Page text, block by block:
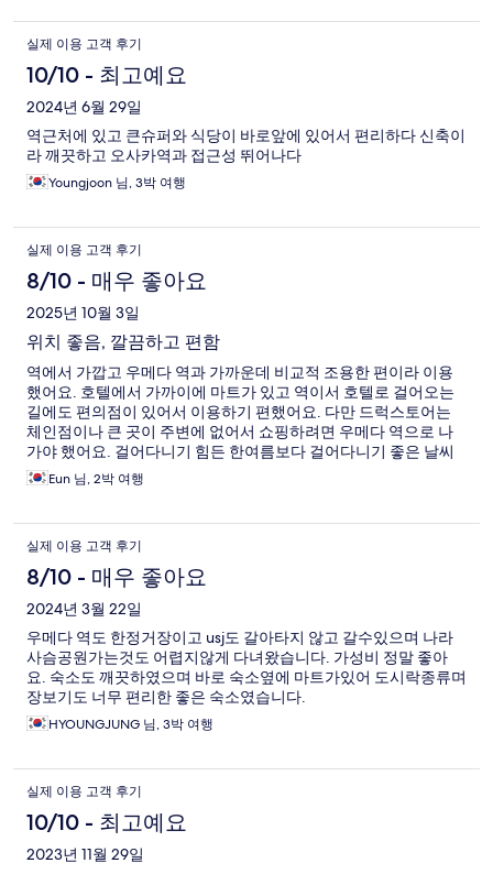
실제 이용 고객 후기
10/10 - 최고예요
2024년 6월 29일
역근처에 있고 큰슈퍼와 식당이 바로앞에 있어서 편리하다 신축이
라 깨끗하고 오사카역과 접근성 뛰어나다
Youngjoon 님, 3박 여행
실제 이용 고객 후기
8/10 - 매우 좋아요
2025년 10월 3일
위치 좋음, 깔끔하고 편함
역에서 가깝고 우메다 역과 가까운데 비교적 조용한 편이라 이용
했어요. 호텔에서 가까이에 마트가 있고 역이서 호텔로 걸어오는
길에도 편의점이 있어서 이용하기 편했어요. 다만 드럭스토어는
체인점이나 큰 곳이 주변에 없어서 쇼핑하려면 우메다 역으로 나
가야 했어요. 걸어다니기 힘든 한여름보다 걸어다니기 좋은 날씨
에 갔다면 우메다 역이 한 정거장이니 구경하며 걸어서도 한 번 다
녀봐도 좋았을 것 같아요.
Eun 님, 2박 여행
실제 이용 고객 후기
8/10 - 매우 좋아요
2024년 3월 22일
우메다 역도 한정거장이고 usj도 갈아타지 않고 갈수있으며 나라
사슴공원가는것도 어렵지않게 다녀왔습니다. 가성비 정말 좋아
요. 숙소도 깨끗하였으며 바로 숙소옆에 마트가있어 도시락종류며
장보기도 너무 편리한 좋은 숙소였습니다.
HYOUNGJUNG 님, 3박 여행
실제 이용 고객 후기
10/10 - 최고예요
2023년 11월 29일